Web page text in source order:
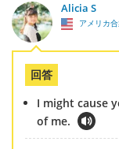
Alicia S
アメリカ
回答
I might cause
of me.